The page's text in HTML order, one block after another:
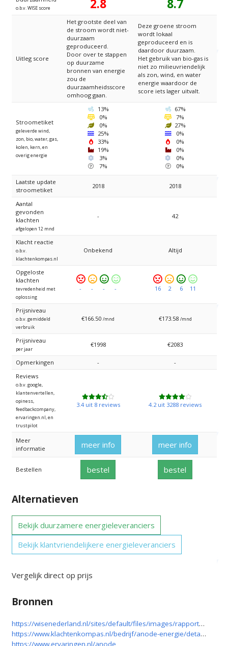
o.b.v. WISE score 2.8 8.7
Uitleg score
Het grootste deel van
de stroom wordt niet-
duurzaam
geproduceerd.
Door over te stappen
op duurzame
bronnen van energie
zou de
duurzaamheidsscore
omhoog gaan.
Deze groene stroom
wordt lokaal
geproduceerd en is
daardoor duurzaam.
Het gebruik van bio-gas is
niet zo milieuvriendelijk
als zon, wind, en water
energie waardoor de
score iets lager uitvalt.
Stroometiket
geleverde wind,
zon, bio, water, gas,
kolen, kern, en
overig energie
Wind
13%
Zon
0%
Bio0%
Water
25%
Gas33%
Kolen
19%
Kernenergie
3%
Overig
7%
Wind
67%
Zon
7%
Bio27%
Water
0%
Gas0%
Kolen
0%
Kernenergie
0%
Overig
0%
Laatste update
stroometiket
2018 2018
Aantal
gevonden
klachten
afgelopen 12 mnd
- 42
Klacht reactie
o.b.v.
klachtenkompas.nl
Onbekend Altijd
Opgeloste
klachten
tevredenheid met
oplossing
Zeer
ontevreden
Ontevreden
Tevreden
Zeer
- - - -
Zeer
ontevreden
Ontevreden
Tevreden
Zeer
16 2 6 11
Prijsniveau
o.b.v. gemiddeld
verbruik
€166.50 /mnd €173.58 /mnd
Prijsniveau
per jaar
€1998 €2083
Opmerkingen -
-
Reviews
o.b.v. google,
klantenvertellen,
opiness,
feedbackcompany,
ervaringen.nl, en
trustpilot
3.4 uit 8 reviews 4.2 uit 3288 reviews
Meer
informatie
meer info meer info
Bestellen bestel bestel
Alternatieven
Bekijk duurzamere energieleveranciers
Bekijk klantvriendelijkere energieleveranciers
Vergelijk direct op prijs
Bronnen
https://wisenederland.nl/sites/default/files/images/rapport_duurzaamheid_stroomleveranciers_2018.pdf
https://www.klachtenkompas.nl/bedrijf/anode-energie/details?companyId=2f010b06-16e8-4885-ba19-cedb706382c0
https://www.ervaringen.nl/anode